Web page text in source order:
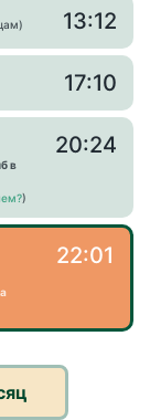
13:12
17:10
в
)
20:24
22:01